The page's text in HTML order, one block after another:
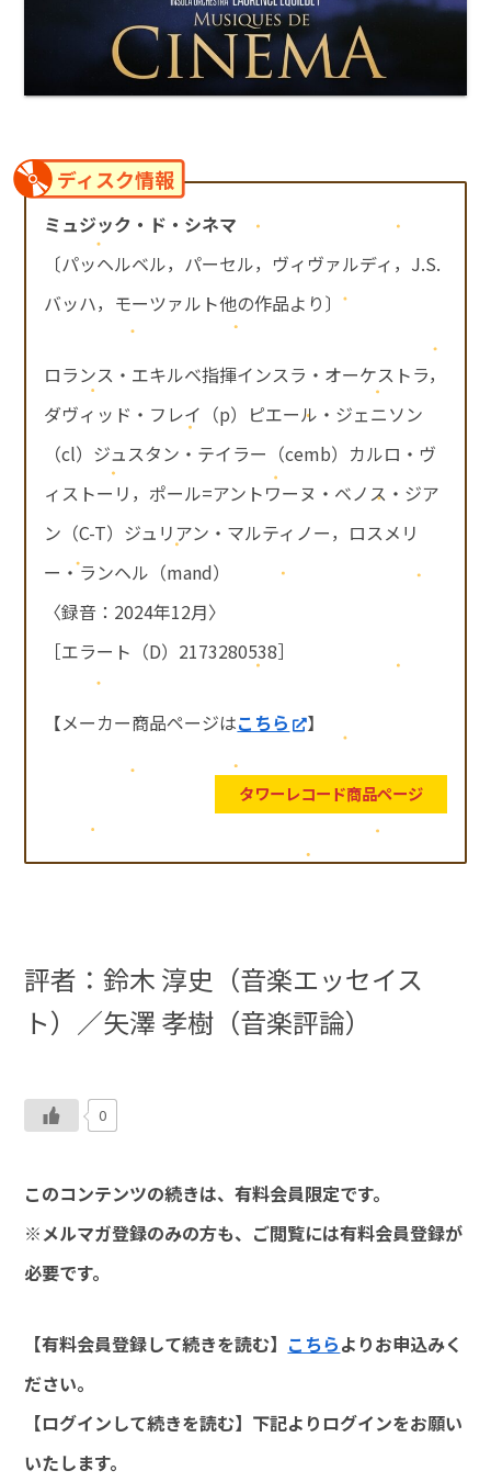
ディスク情報
ミュジック・ド・シネマ
〔パッヘルベル，パーセル，ヴィヴァルディ，J.S.
バッハ，モーツァルト他の作品より〕
ロランス・エキルベ指揮インスラ・オーケストラ，
ダヴィッド・フレイ（p）ピエール・ジェニソン
（cl）ジュスタン・テイラー（cemb）カルロ・ヴ
ィストーリ，ポール=アントワーヌ・ベノス・ジア
ン（C-T）ジュリアン・マルティノー，ロスメリ
ー・ランヘル（mand）
〈録音：2024年12月〉
［エラート（D）2173280538］
【メーカー商品ページはこちら 】
タワーレコード商品ページ
評者： 鈴木 淳史（音楽エッセイス
ト）／矢澤 孝樹（音楽評論）
0
このコンテンツの続きは、有料会員限定です。
※メルマガ登録のみの方も、ご閲覧には有料会員登録が
必要です。
【有料会員登録して続きを読む】 こちらよりお申込みく
ださい。
【ログインして続きを読む】下記よりログインをお願い
いたします。